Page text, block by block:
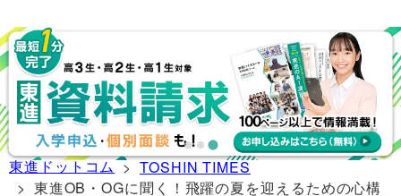
東進ドットコム>TOSHIN TIMES
> 東進OB・OGに聞く！飛躍の夏を迎えるための心構